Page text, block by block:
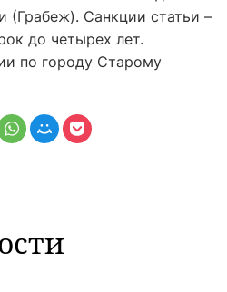
(Грабеж). Санкции статьи –
до четырех лет.
по городу Старому